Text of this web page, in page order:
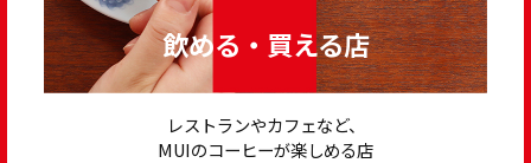
飲める・買える店
レストランやカフェなど、
MUIのコーヒーが楽しめる店